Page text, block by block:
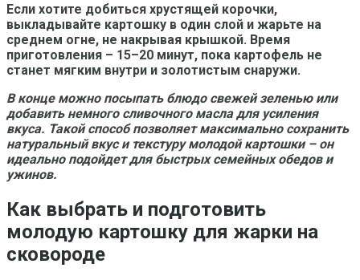
Если хотите добиться хрустящей корочки,
выкладывайте картошку в один слой и жарьте на
среднем огне, не накрывая крышкой. Время
приготовления – 15–20 минут, пока картофель не
станет мягким внутри и золотистым снаружи.
В конце можно посыпать блюдо свежей зеленью или
добавить немного сливочного масла для усиления
вкуса. Такой способ позволяет максимально сохранить
натуральный вкус и текстуру молодой картошки – он
идеально подойдет для быстрых семейных обедов и
ужинов.
Как выбрать и подготовить
молодую картошку для жарки на
сковороде